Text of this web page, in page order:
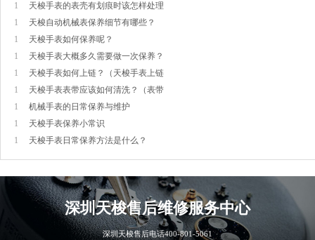
1
天梭手表的表壳有划痕时该怎样处理
1
天梭自动机械表保养细节有哪些？
1
天梭手表如何保养呢？
1
天梭手表大概多久需要做一次保养？
1
天梭手表如何上链？（天梭手表上链
1
天梭手表表带应该如何清洗？（表带
1
机械手表的日常保养与维护
1
天梭手表保养小常识
1
天梭手表日常保养方法是什么？
深圳天梭售后维修服务中心
深圳天梭售后电话400-801-5061